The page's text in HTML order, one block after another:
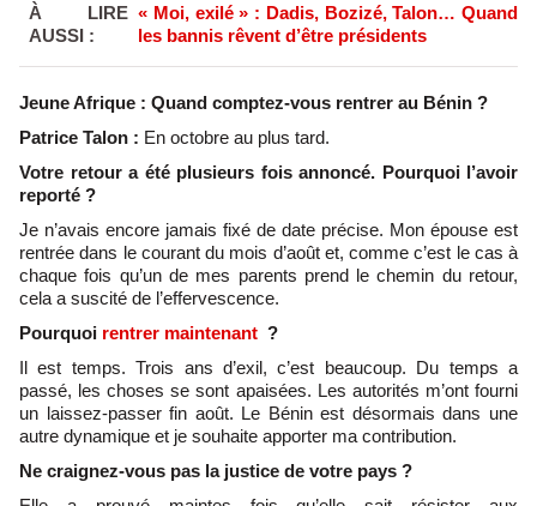
À LIRE
AUSSI :
« Moi, exilé » : Dadis, Bozizé, Talon… Quand
les bannis rêvent d’être présidents
Jeune Afrique : Quand comptez-vous rentrer au Bénin ?
Patrice Talon : En octobre au plus tard.
Votre retour a été plusieurs fois annoncé. Pourquoi l’avoir
reporté ?
Je n’avais encore jamais fixé de date précise. Mon épouse est
rentrée dans le courant du mois d’août et, comme c’est le cas à
chaque fois qu’un de mes parents prend le chemin du retour,
cela a suscité de l’effervescence.
Pourquoi rentrer maintenant ?
Il est temps. Trois ans d’exil, c’est beaucoup. Du temps a
passé, les choses se sont apaisées. Les autorités m’ont fourni
un laissez-passer fin août. Le Bénin est désormais dans une
autre dynamique et je souhaite apporter ma contribution.
Ne craignez-vous pas la justice de votre pays ?